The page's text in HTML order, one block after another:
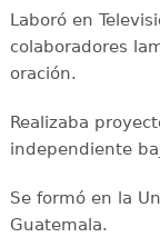
Laboró en
colaboradores
oración.
Realizaba
independiente
Se formó en la
Guatemala.